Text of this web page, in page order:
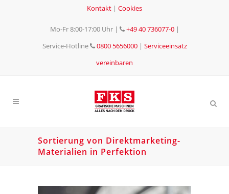
Kontakt | Cookies
Mo-Fr 8:00-17:00 Uhr| +49 40 736077-0|
Service-Hotline
0800 5656000| Serviceeinsatz
vereinbaren
Sortierung von Direktmarketing-
Materialien in Perfektion